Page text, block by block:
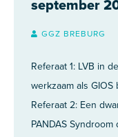
september
GGZ BREBURG
Referaat 1: LVB in
werkzaam als GIOS
Referaat 2: Een
PANDAS